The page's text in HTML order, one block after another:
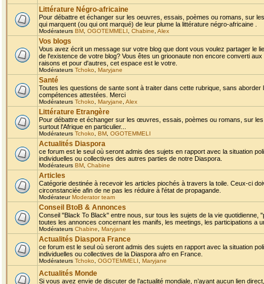
Littérature Négro-africaine
Pour débattre et échanger sur les oeuvres, essais, poèmes ou romans, sur
qui marquent (ou qui ont marqué) de leur plume la littérature négro-africaine .
Modérateurs BM OGOTEMMELI Chabine Alex
Vos blogs
Vous avez écrit un message sur votre blog que dont vous voulez partager le
de l'existence de votre blog? Vous êtes un grioonaute non encore converti
raisons et pour d'autres, cet espace est le votre.
Modérateurs Tchoko Maryjane
Santé
Toutes les questions de sante sont à traiter dans cette rubrique, sans
compétences attestées. Merci
Modérateurs Tchoko Maryjane Alex
Littérature Etrangère
Pour débattre et échanger sur les œuvres, essais, poèmes ou romans, sur
surtout l'Afrique en particulier...
Modérateurs Tchoko BM OGOTEMMELI
Actualités Diaspora
ce forum est le seul où seront admis des sujets en rapport avec la situation
individuelles ou collectives des autres parties de notre Diaspora.
Modérateurs BM Chabine
Articles
Catégorie destinée à recevoir les articles piochés à travers la toile. Ceux-ci
circonstanciée afin de ne pas les réduire à l'état de propagande.
ModérateurModerator team
Conseil BtoB & Annonces
Conseil "Black To Black" entre nous, sur tous les sujets de la vie
toutes les annonces concernant les manifs, les meetings, les participations a
Modérateurs Chabine Maryjane
Actualités Diaspora France
ce forum est le seul où seront admis des sujets en rapport avec la situation
individuelles ou collectives de la Diaspora afro en France.
Modérateurs Tchoko OGOTEMMELI Maryjane
Actualités Monde
Si vous avez envie de discuter de l’actualité mondiale, n’ayant aucun lien